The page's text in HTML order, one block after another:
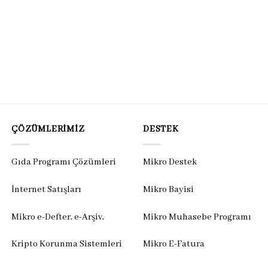
ÇÖZÜMLERIMIZ
Gıda Programı Çözümleri
İnternet Satışları
Mikro e-Defter, e-Arşiv,
Kripto Korunma Sistemleri
DESTEK
Mikro Destek
Mikro Bayisi
Mikro Muhasebe Programı
Mikro E-Fatura